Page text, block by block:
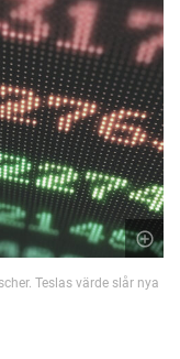
Teslas värde slår nya